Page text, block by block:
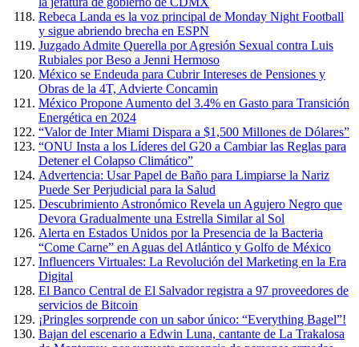
Rebeca Landa es la voz principal de Monday Night Football
y sigue abriendo brecha en ESPN
Juzgado Admite Querella por Agresión Sexual contra Luis
Rubiales por Beso a Jenni Hermoso
México se Endeuda para Cubrir Intereses de Pensiones y
Obras de la 4T, Advierte Concamin
México Propone Aumento del 3.4% en Gasto para Transición
Energética en 2024
“Valor de Inter Miami Dispara a $1,500 Millones de Dólares”
“ONU Insta a los Líderes del G20 a Cambiar las Reglas para
Detener el Colapso Climático”
Advertencia: Usar Papel de Baño para Limpiarse la Nariz
Puede Ser Perjudicial para la Salud
Descubrimiento Astronómico Revela un Agujero Negro que
Devora Gradualmente una Estrella Similar al Sol
Alerta en Estados Unidos por la Presencia de la Bacteria
“Come Carne” en Aguas del Atlántico y Golfo de México
Influencers Virtuales: La Revolución del Marketing en la Era
Digital
El Banco Central de El Salvador registra a 97 proveedores de
servicios de Bitcoin
¡Pringles sorprende con un sabor único: “Everything Bagel”!
Bajan del escenario a Edwin Luna, cantante de La Trakalosa